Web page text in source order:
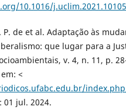
10.1016/
P. de et al. Adaptação às
que lugar para a
v. 4, n. 11, p.
<
01 jul. 2024.